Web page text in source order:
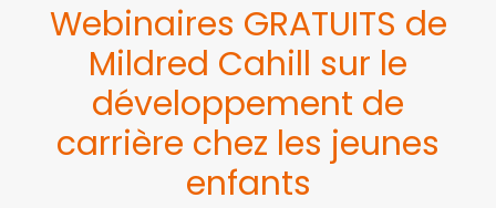
Webinaires GRATUITS de
Mildred Cahill sur le
développement de
carrière chez les jeunes
enfants